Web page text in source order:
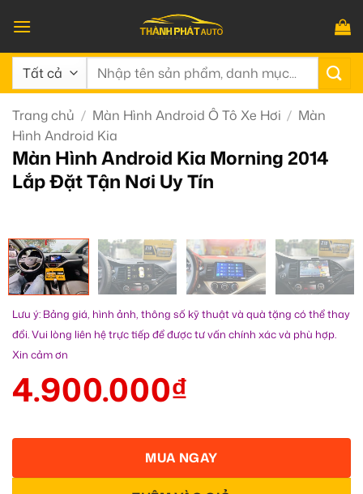
qua
nội
dung
Tìm
Trang chủ / Màn Hình Android Ô Tô Xe Hơi / Màn
Hình Android Kia
Màn Hình Android Kia Morning 2014
Lắp Đặt Tận Nơi Uy Tín
Lưu ý: Bảng giá, hình ảnh, thông số kỹ thuật và quà tặng có thể thay
đổi. Vui lòng liên hệ trực tiếp để được tư vấn chính xác và phù hợp.
Xin cảm ơn
4.900.000₫
MUA NGAY